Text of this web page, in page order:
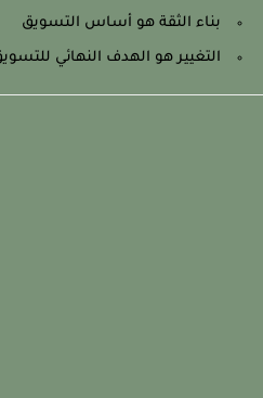
بناء الثقة هو أساس التسويق
التغيير هو الهدف النهائي للتسويق